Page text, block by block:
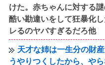
けた。赤ちゃんに対する
酷い勘違いをして狂暴化
レるのヤバすぎるだろ他
天才な姉は一生分の財
うやりつくしたから、や